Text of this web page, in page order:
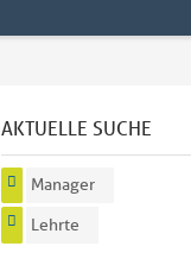
AKTUELLE SUCHE
Manager
Lehrte